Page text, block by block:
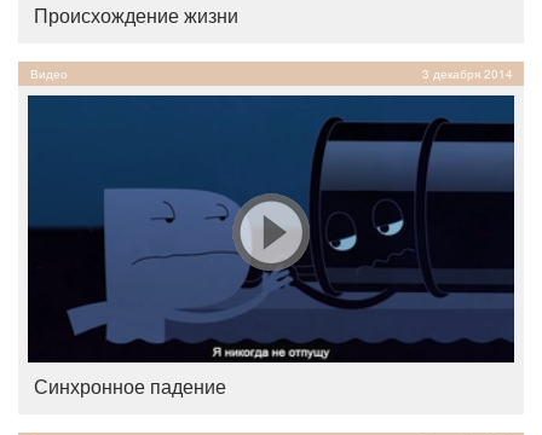
Происхождение жизни
Видео 3 декабря 2014
Синхронное падение